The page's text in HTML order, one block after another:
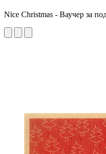
Nice Christmas - Ваучер за